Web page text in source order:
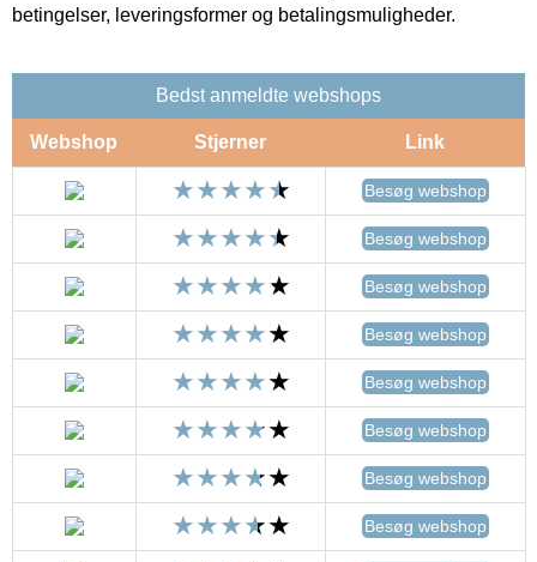
betingelser, leveringsformer og betalingsmuligheder.
Bedst anmeldte webshops
Webshop Stjerner Link
Besøg webshop
Besøg webshop
Besøg webshop
Besøg webshop
Besøg webshop
Besøg webshop
Besøg webshop
Besøg webshop